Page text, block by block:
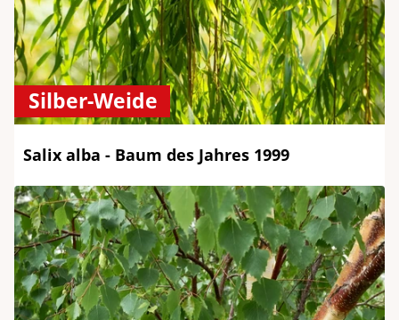
Silber-Weide
Salix alba - Baum des Jahres 1999